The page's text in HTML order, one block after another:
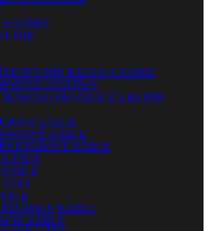
KUFRE
PRE RACKY A KUFRE
SYSTÉMY
PRE OBALY A KUFRE
KÁBLE
KÁBLE
KÁBLE
KÁBLE
KÁBLE